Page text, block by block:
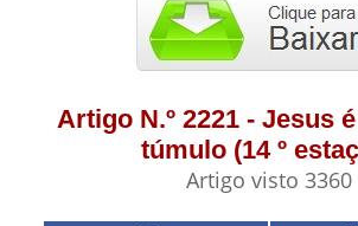
Artigo N.º 2221 - Jesus
túmulo (14 º
Artigo visto 3360